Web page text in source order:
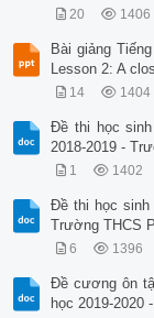
20 1406
Bài giảng
Lesson 2: A
14 1404
Đề thi học
2018-2019 -
1 1402
Đề thi học sinh
Trường THCS
6 1396
Đề cương ôn
học 2019-2020